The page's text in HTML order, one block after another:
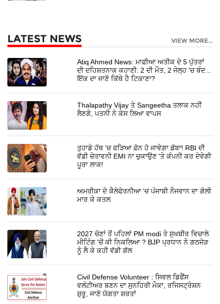
LATEST NEWS VIEW MORE...
Atiq Ahmed News: ਮਾਫ਼ੀਆ ਅਤੀਕ ਦੇ 5 ਪੁੱਤਰਾਂ
ਦੀ ਦਹਿਸ਼ਤਨਾਕ ਕਹਾਣੀ: 2 ਦੀ ਮੌਤ, 2 ਜੇਲ੍ਹ 'ਚ ਬੰਦ...
ਇੱਕ ਦਾ ਜਾਣੋ ਕਿੱਥੇ ਹੈ ਟਿਕਾਣਾ?
Thalapathy Vijay ਤੇ Sangeetha ਤਲਾਕ ਨਹੀਂ
ਲੈਣਗੇ, ਪਤਨੀ ਨੇ ਕੇਸ ਲਿਆ ਵਾਪਸ
ਤੁਹਾਡੇ ਹੱਥ 'ਚ ਫੜਿਆ ਫ਼ੋਨ ਹੋ ਜਾਵੇਗਾ ਡੱਬਾ! RBI ਦੀ
ਵੱਡੀ ਚੇਤਾਵਨੀ EMI ਨਾ ਚੁਕਾਉਣ 'ਤੇ ਕੰਪਨੀ ਕਰ ਦੇਵੇਗੀ
ਪੂਰਾ ਲਾਕ!
ਅਮਰੀਕਾ ਦੇ ਕੈਲੇਫੋਰਨੀਆ 'ਚ ਪੰਜਾਬੀ ਨੌਜਵਾਨ ਦਾ ਗੋਲੀ
ਮਾਰ ਕੇ ਕਤਲ
2027 ਚੋਣਾਂ ਤੋਂ ਪਹਿਲਾਂ PM modi ਤੇ ਸੁਖਬੀਰ ਵਿਚਾਲੇ
ਮੀਟਿੰਗ 'ਚੋਂ ਕੀ ਨਿਕਲਿਆ ? BJP ਪ੍ਰਧਾਨ ਨੇ ਗਠਜੋੜ
ਨੂੰ ਲੈ ਕੇ ਕਹੀ ਵੱਡੀ ਗੱਲ
Civil Defense Volunteer : ਸਿਵਲ ਡਿਫੈਂਸ
ਵਲੰਟੀਅਰ ਬਣਨ ਦਾ ਸੁਨਹਿਰੀ ਮੌਕਾ, ਰਜਿਸਟ੍ਰੇਸ਼ਨ
ਸ਼ੁਰੂ, ਜਾਣੋ ਯੋਗਤਾ ਸ਼ਰਤਾਂ